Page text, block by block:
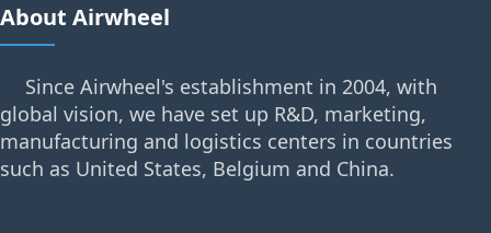
About Airwheel
Since Airwheel's establishment in 2004, with
global vision, we have set up R&D, marketing,
manufacturing and logistics centers in countries
such as United States, Belgium and China.